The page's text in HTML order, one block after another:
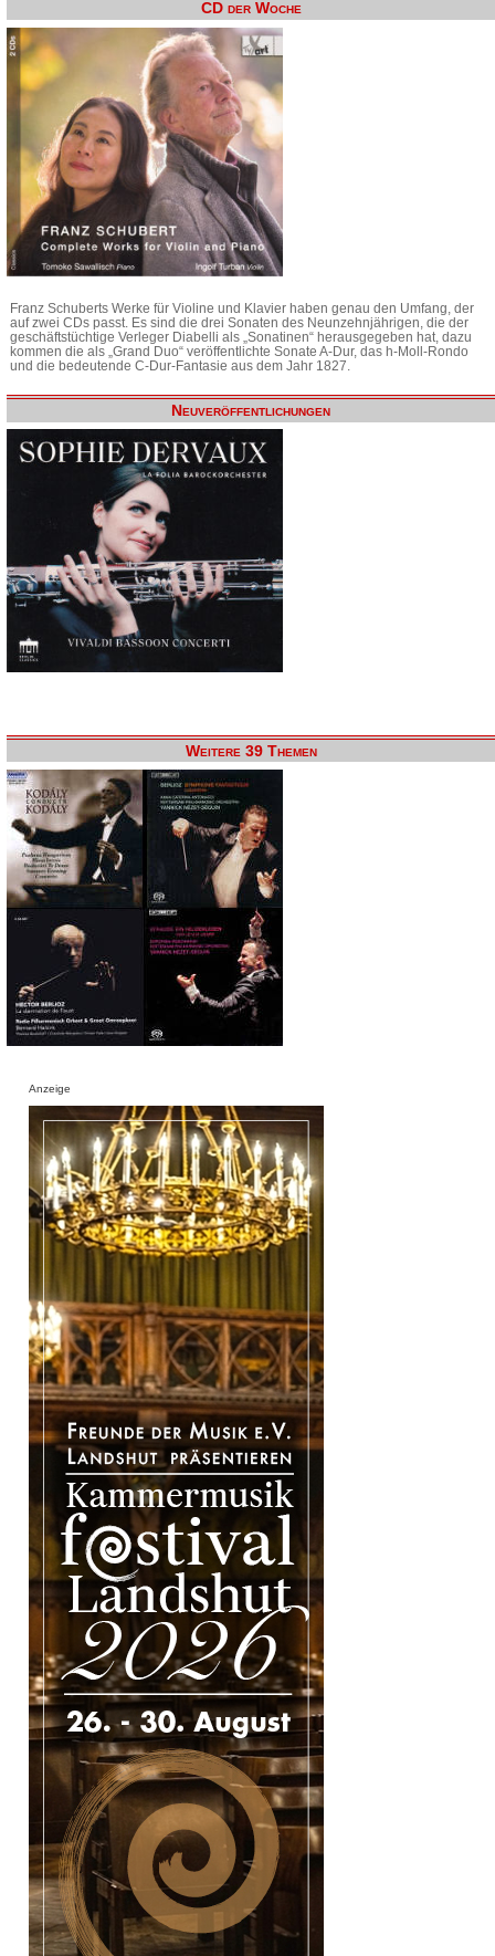
CD der Woche
Franz Schuberts Werke für Violine und Klavier haben genau den Umfang, der
auf zwei CDs passt. Es sind die drei Sonaten des Neunzehnjährigen, die der
geschäftstüchtige Verleger Diabelli als „Sonatinen“ herausgegeben hat, dazu
kommen die als „Grand Duo“ veröffentlichte Sonate A-Dur, das h-Moll-Rondo
und die bedeutende C-Dur-Fantasie aus dem Jahr 1827.
Neuveröffentlichungen
Weitere 39 Themen
Anzeige